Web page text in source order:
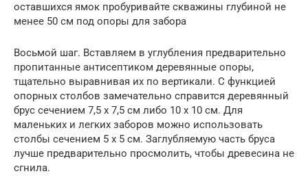
оставшихся ямок пробуривайте скважины глубиной не
менее 50 см под опоры для забора
Восьмой шаг. Вставляем в углубления предварительно
пропитанные антисептиком деревянные опоры,
тщательно выравнивая их по вертикали. С функцией
опорных столбов замечательно справится деревянный
брус сечением 7,5 х 7,5 см либо 10 х 10 см. Для
маленьких и легких заборов можно использовать
столбы сечением 5 х 5 см. Заглубляемую часть бруса
лучше предварительно просмолить, чтобы древесина не
сгнила.